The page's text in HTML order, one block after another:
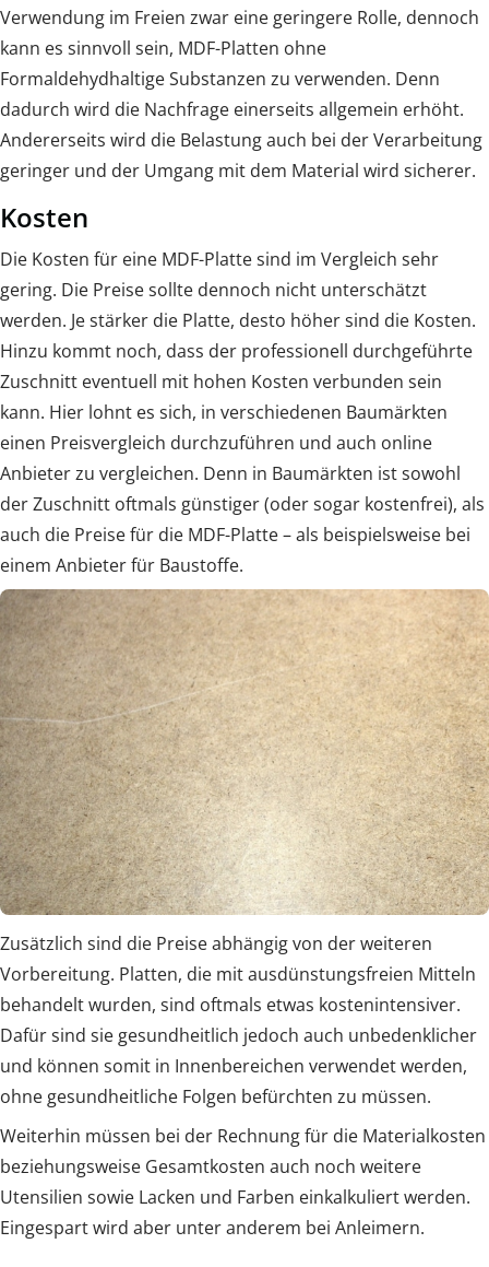
Verwendung im Freien zwar eine geringere Rolle, dennoch
kann es sinnvoll sein, MDF-Platten ohne
Formaldehydhaltige Substanzen zu verwenden. Denn
dadurch wird die Nachfrage einerseits allgemein erhöht.
Andererseits wird die Belastung auch bei der Verarbeitung
geringer und der Umgang mit dem Material wird sicherer.
Kosten
Die Kosten für eine MDF-Platte sind im Vergleich sehr
gering. Die Preise sollte dennoch nicht unterschätzt
werden. Je stärker die Platte, desto höher sind die Kosten.
Hinzu kommt noch, dass der professionell durchgeführte
Zuschnitt eventuell mit hohen Kosten verbunden sein
kann. Hier lohnt es sich, in verschiedenen Baumärkten
einen Preisvergleich durchzuführen und auch online
Anbieter zu vergleichen. Denn in Baumärkten ist sowohl
der Zuschnitt oftmals günstiger (oder sogar kostenfrei), als
auch die Preise für die MDF-Platte – als beispielsweise bei
einem Anbieter für Baustoffe.
Zusätzlich sind die Preise abhängig von der weiteren
Vorbereitung. Platten, die mit ausdünstungsfreien Mitteln
behandelt wurden, sind oftmals etwas kostenintensiver.
Dafür sind sie gesundheitlich jedoch auch unbedenklicher
und können somit in Innenbereichen verwendet werden,
ohne gesundheitliche Folgen befürchten zu müssen.
Weiterhin müssen bei der Rechnung für die Materialkosten
beziehungsweise Gesamtkosten auch noch weitere
Utensilien sowie Lacken und Farben einkalkuliert werden.
Eingespart wird aber unter anderem bei Anleimern.